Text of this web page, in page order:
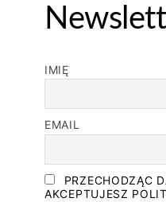
IMIĘ
EMAIL
PRZECHODZĄC
AKCEPTUJESZ